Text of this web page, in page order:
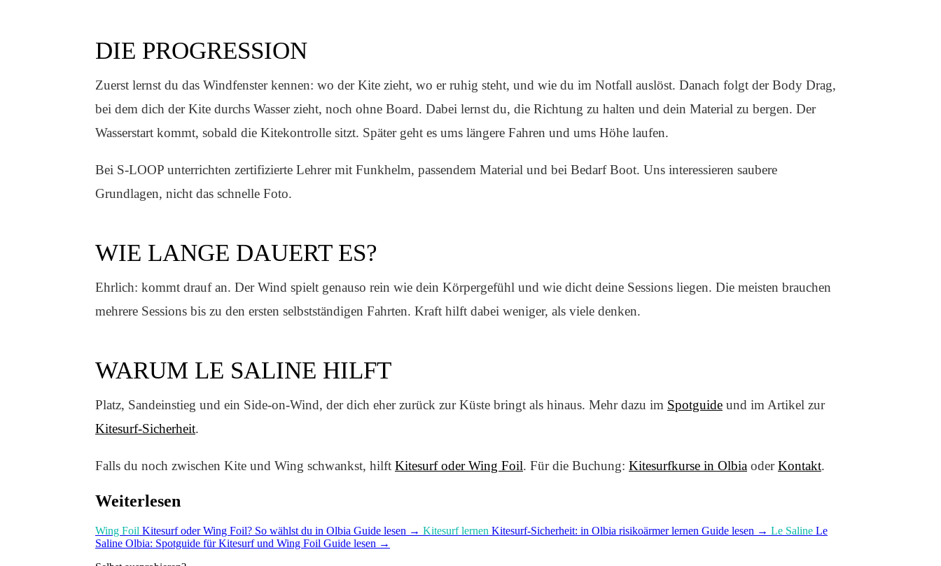
DIE PROGRESSION
Zuerst lernst du das Windfenster kennen: wo der Kite zieht, wo er ruhig steht, und wie du im Notfall auslöst. Danach folgt der Body Drag,
bei dem dich der Kite durchs Wasser zieht, noch ohne Board. Dabei lernst du, die Richtung zu halten und dein Material zu bergen. Der
Wasserstart kommt, sobald die Kitekontrolle sitzt. Später geht es ums längere Fahren und ums Höhe laufen.
Bei S-LOOP unterrichten zertifizierte Lehrer mit Funkhelm, passendem Material und bei Bedarf Boot. Uns interessieren saubere
Grundlagen, nicht das schnelle Foto.
WIE LANGE DAUERT ES?
Ehrlich: kommt drauf an. Der Wind spielt genauso rein wie dein Körpergefühl und wie dicht deine Sessions liegen. Die meisten brauchen
mehrere Sessions bis zu den ersten selbstständigen Fahrten. Kraft hilft dabei weniger, als viele denken.
WARUM LE SALINE HILFT
Platz, Sandeinstieg und ein Side-on-Wind, der dich eher zurück zur Küste bringt als hinaus. Mehr dazu im Spotguide und im Artikel zur
Kitesurf-Sicherheit.
Falls du noch zwischen Kite und Wing schwankst, hilft Kitesurf oder Wing Foil. Für die Buchung: Kitesurfkurse in Olbia oderKontakt.
Weiterlesen
Wing Foil Kitesurf oder Wing Foil? So wählst du in Olbia Guide lesen → Kitesurf lernen Kitesurf-Sicherheit: in Olbia risikoärmer lernen Guide lesen → Le Saline Le
Saline Olbia: Spotguide für Kitesurf und Wing Foil Guide lesen →